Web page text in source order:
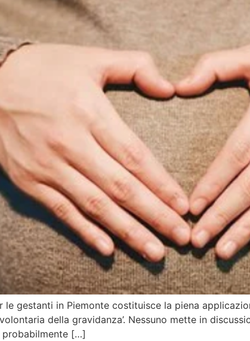
le gestanti in Piemonte costituisce la piena
della gravidanza’. Nessuno mette in
probabilmente […]